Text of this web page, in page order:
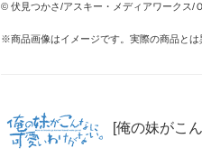
© 伏見つかさ/アスキー・メディアワークス/
※商品画像はイメージです。実際の商品と
[俺の妹がこ